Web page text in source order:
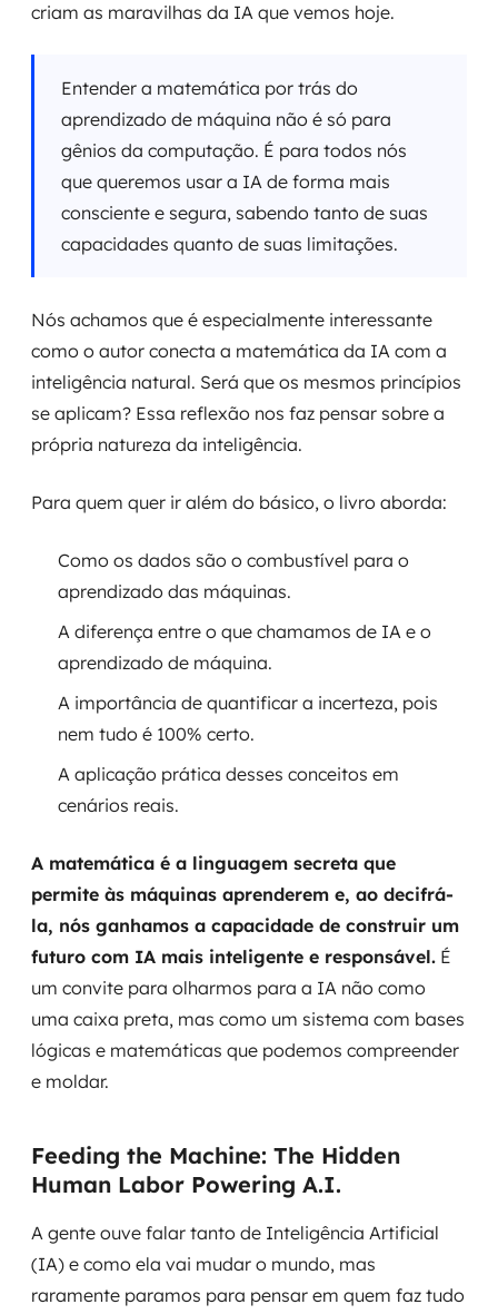
criam as maravilhas da IA que vemos hoje.
Entender a matemática por trás do
aprendizado de máquina não é só para
gênios da computação. É para todos nós
que queremos usar a IA de forma mais
consciente e segura, sabendo tanto de suas
capacidades quanto de suas limitações.
Nós achamos que é especialmente interessante
como o autor conecta a matemática da IA com a
inteligência natural. Será que os mesmos princípios
se aplicam? Essa reflexão nos faz pensar sobre a
própria natureza da inteligência.
Para quem quer ir além do básico, o livro aborda:
Como os dados são o combustível para o
aprendizado das máquinas.
A diferença entre o que chamamos de IA e o
aprendizado de máquina.
A importância de quantificar a incerteza, pois
nem tudo é 100% certo.
A aplicação prática desses conceitos em
cenários reais.
A matemática é a linguagem secreta que
permite às máquinas aprenderem e, ao decifrá-
la, nós ganhamos a capacidade de construir um
futuro com IA mais inteligente e responsável. É
um convite para olharmos para a IA não como
uma caixa preta, mas como um sistema com bases
lógicas e matemáticas que podemos compreender
e moldar.
Feeding the Machine: The Hidden
Human Labor Powering A.I.
A gente ouve falar tanto de Inteligência Artificial
(IA) e como ela vai mudar o mundo, mas
raramente paramos para pensar em quem faz tudo